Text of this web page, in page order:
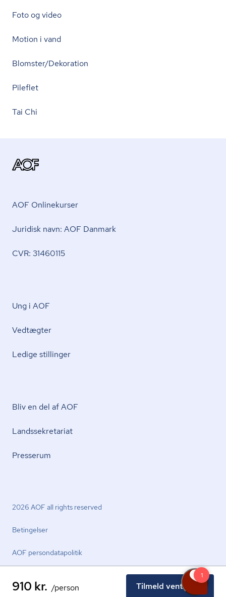
910 kr. /person Tilmeld venteliste
Foto og video
Motion i vand
Blomster/Dekoration
Pileflet
Tai Chi
AOF Onlinekurser
Juridisk navn: AOF Danmark
CVR: 31460115
Ung i AOF
Vedtægter
Ledige stillinger
Bliv en del af AOF
Lands­se­kre­ta­ri­at
Presserum
2026 AOF all rights reserved
Betingelser
AOF per­son­da­ta­po­li­tik
facebook.comyoutube.comlinkedin.com instagram.com